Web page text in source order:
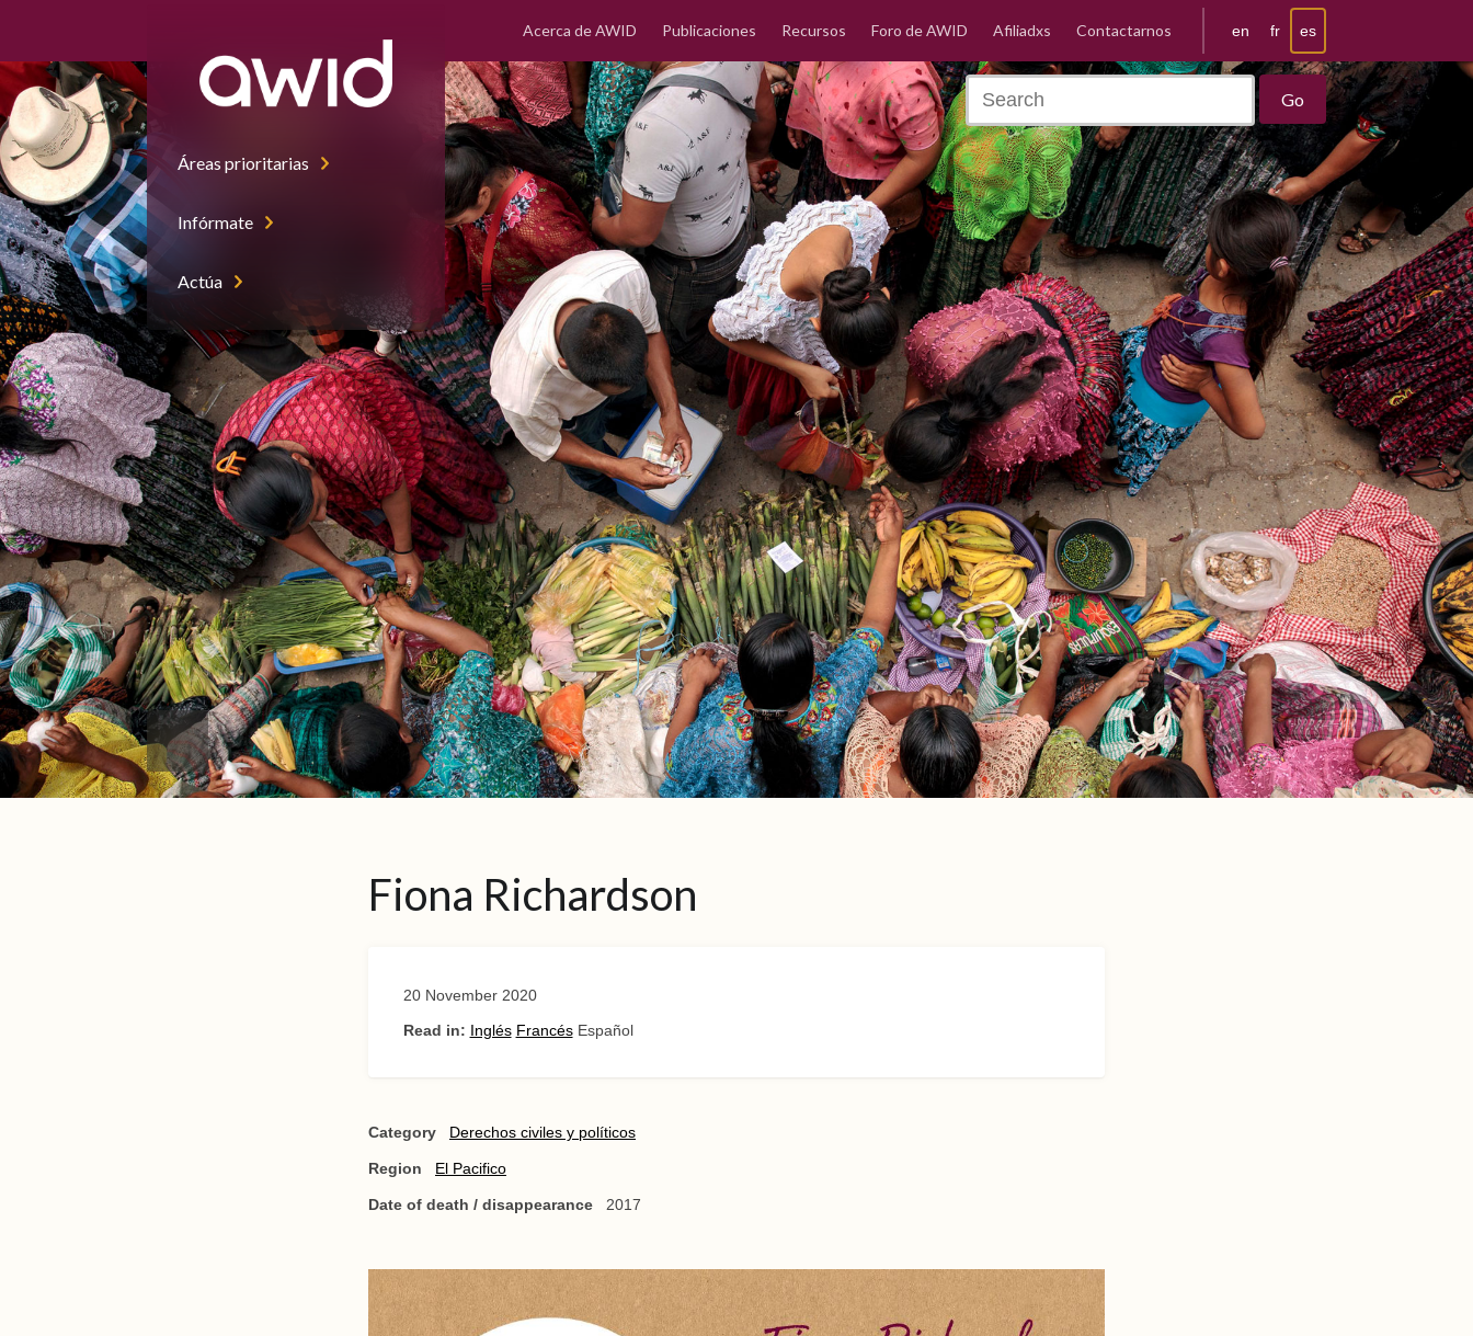
Áreas prioritarias
Infórmate
Actúa
en fr es
Acerca de AWID Publicaciones Recursos Foro de AWID Afiliadxs Contactarnos
Fiona Richardson
20 November 2020
Read in: Inglés Francés Español
Category Derechos civiles y políticos
Region El Pacifico
Date of death / disappearance 2017